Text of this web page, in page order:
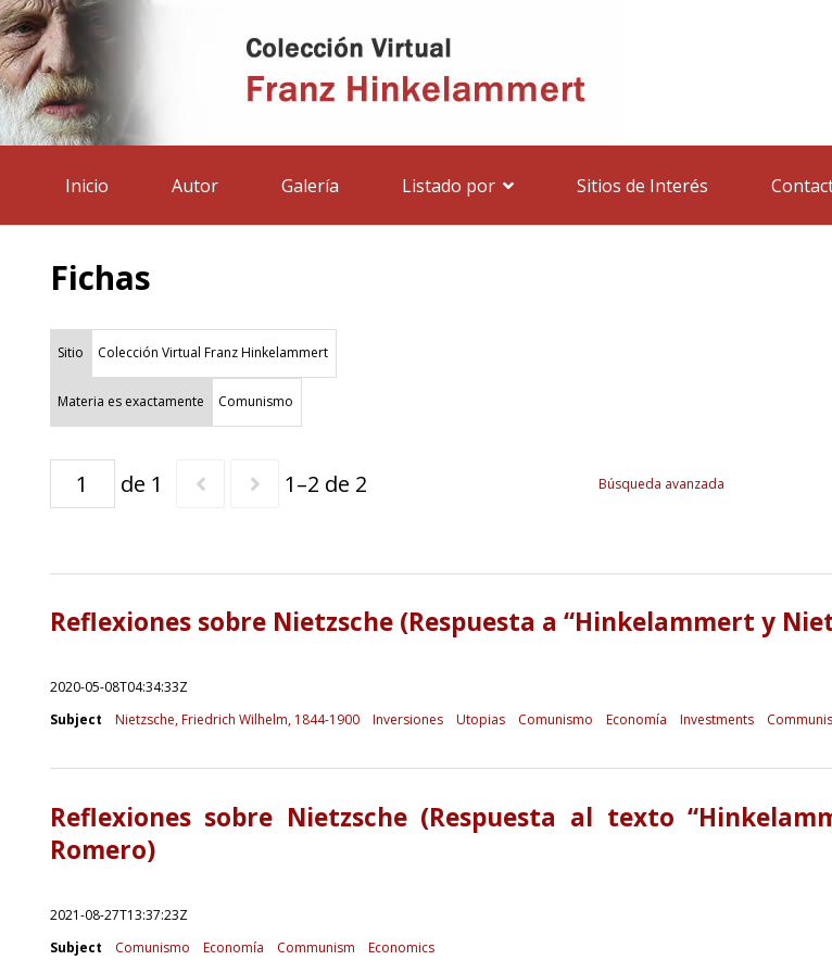
Inicio Autor Galería Listado por Sitios de Interés
Fichas
Sitio Colección Virtual Franz Hinkelammert
Materia es exactamente Comunismo
de 1 1–2 de 2 Búsqueda avanzada
Reflexiones sobre Nietzsche (Respuesta a “Hinkelammert y
2020-05-08T04:34:33Z
Subject
Nietzsche, Friedrich Wilhelm, 1844-1900 Inversiones Utopias Comunismo Economía Investments
Reflexiones sobre Nietzsche (Respuesta al texto
Romero)
2021-08-27T13:37:23Z
Subject
Comunismo Economía Communism Economics